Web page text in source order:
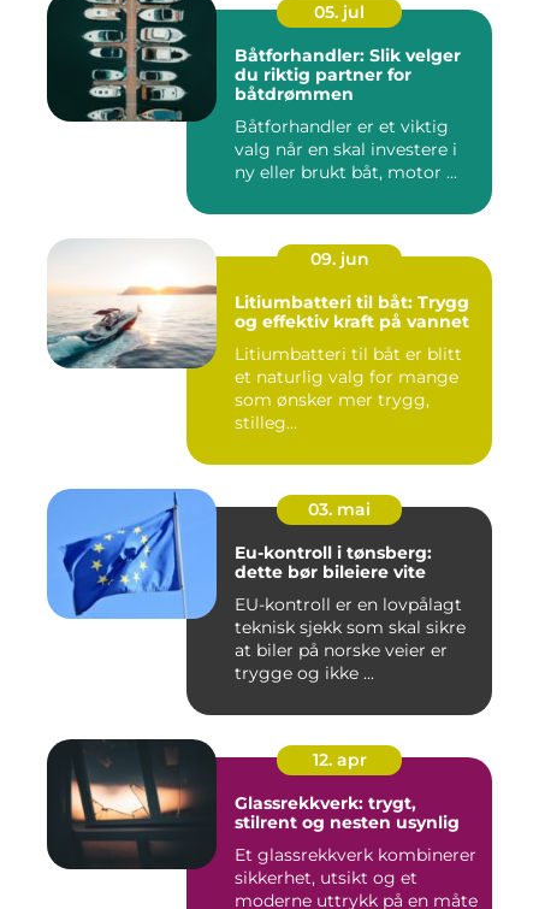
05. jul
Båtforhandler: Slik velger
du riktig partner for
båtdrømmen
Båtforhandler er et viktig
valg når en skal investere i
ny eller brukt båt, motor ...
09. jun
Litiumbatteri til båt: Trygg
og effektiv kraft på vannet
Litiumbatteri til båt er blitt
et naturlig valg for mange
som ønsker mer trygg,
stilleg...
03. mai
Eu-kontroll i tønsberg:
dette bør bileiere vite
EU-kontroll er en lovpålagt
teknisk sjekk som skal sikre
at biler på norske veier er
trygge og ikke ...
12. apr
Glassrekkverk: trygt,
stilrent og nesten usynlig
Et glassrekkverk kombinerer
sikkerhet, utsikt og et
moderne uttrykk på en måte